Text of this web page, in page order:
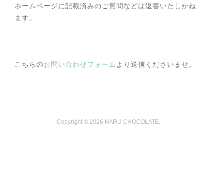
ホームページに記載済みのご質問などは返答いたしかね
ます。
こちらのお問い合わせフォーム より送信くださいませ。
Copyright © 2026 HARU CHOCOLATE.